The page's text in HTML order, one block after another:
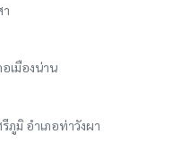
เมืองน่าน
มิ อำเภอท่าวังผา